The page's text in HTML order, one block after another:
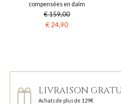
compensées en daim
€ 159,00
€ 24,90
LIVRAISON
Achats de plus de 129€